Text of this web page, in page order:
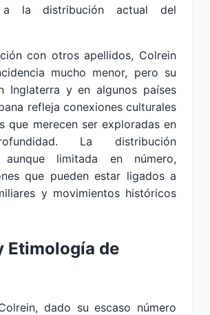
a la distribución actual del
con otros apellidos, Colrein
mucho menor, pero su
Inglaterra y en algunos países
refleja conexiones culturales
que merecen ser exploradas en
La distribución
aunque limitada en número,
que pueden estar ligados a
y movimientos históricos
Etimología de
dado su escaso número